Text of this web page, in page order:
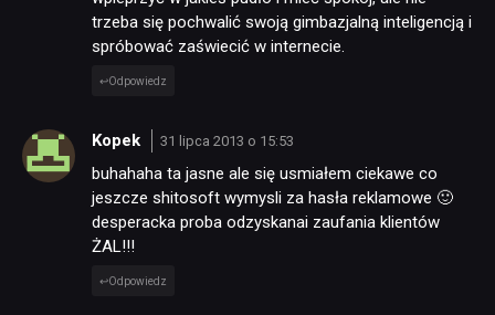
trzeba się pochwalić swoją gimbazjalną inteligencją i
spróbować zaświecić w internecie.
Odpowiedz
Kopek 31 lipca 2013 o 15:53
buhahaha ta jasne ale się usmiałem ciekawe co
jeszcze shitosoft wymysli za hasła reklamowe 🙂
desperacka proba odzyskanai zaufania klientów
ŻAL!!!
Odpowiedz